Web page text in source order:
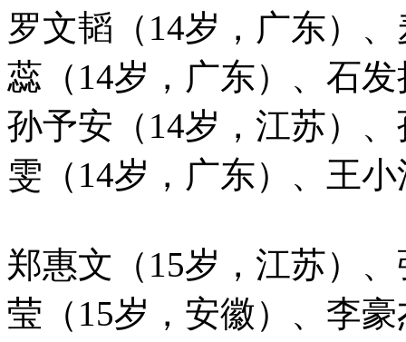
罗文韬（14岁，广东）
蕊（14岁，广东）、石
孙予安（14岁，江苏）
雯（14岁，广东）、王
郑惠文（15岁，江苏）
莹（15岁，安徽）、李